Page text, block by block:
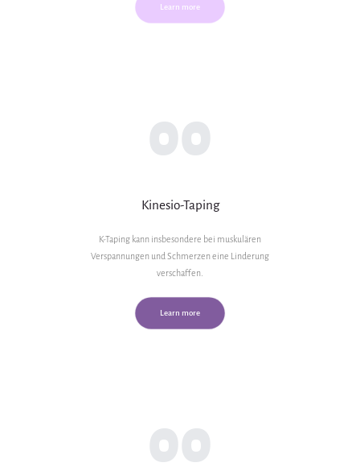
Learn more
00
Kinesio-Taping
K-Taping kann insbesondere bei muskulären
Verspannungen und Schmerzen eine Linderung
verschaffen.
Learn more
00